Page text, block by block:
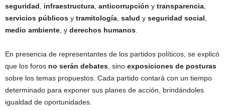
seguridad, infraestructura, anticorrupción y transparencia,
servicios públicos y tramitología, salud y seguridad social,
medio ambiente, y derechos humanos.
En presencia de representantes de los partidos políticos, se explicó
que los foros no serán debates, sino exposiciones de posturas
sobre los temas propuestos. Cada partido contará con un tiempo
determinado para exponer sus planes de acción, brindándoles
igualdad de oportunidades.